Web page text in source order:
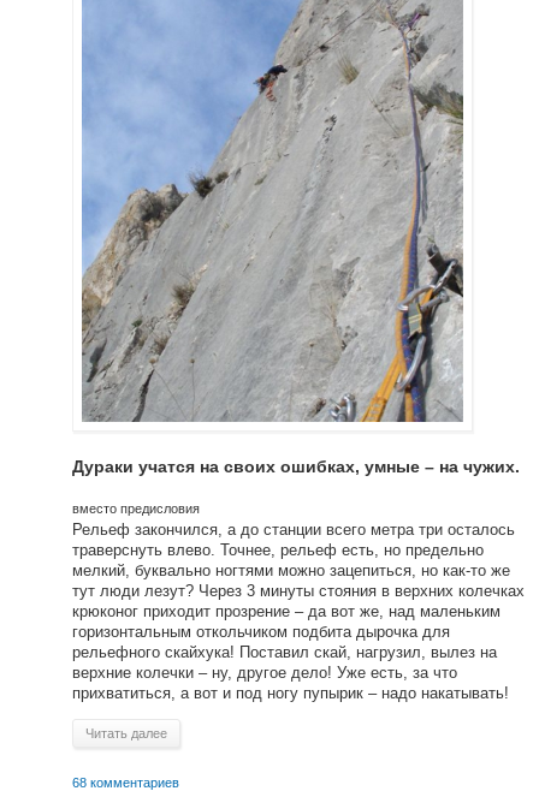
Дураки учатся на своих ошибках, умные – на чужих.
вместо предисловия
Рельеф закончился, а до станции всего метра три осталось
траверснуть влево. Точнее, рельеф есть, но предельно
мелкий, буквально ногтями можно зацепиться, но как-то же
тут люди лезут? Через 3 минуты стояния в верхних колечках
крюконог приходит прозрение – да вот же, над маленьким
горизонтальным откольчиком подбита дырочка для
рельефного скайхука! Поставил скай, нагрузил, вылез на
верхние колечки – ну, другое дело! Уже есть, за что
прихватиться, а вот и под ногу пупырик – надо накатывать!
Читать далее
68 комментариев